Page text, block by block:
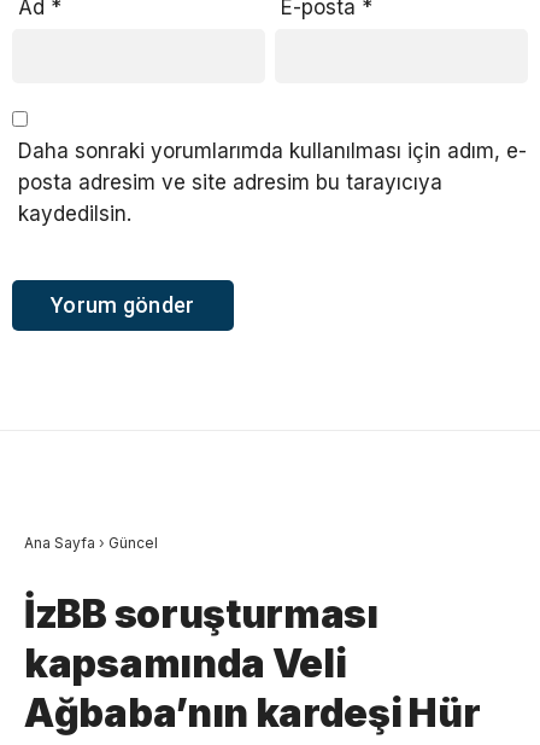
Ad * E-posta *
Daha sonraki yorumlarımda kullanılması için adım, e-
posta adresim ve site adresim bu tarayıcıya
kaydedilsin.
Ana Sayfa › Güncel
İzBB soruşturması
kapsamında Veli
Ağbaba’nın kardeşi Hür